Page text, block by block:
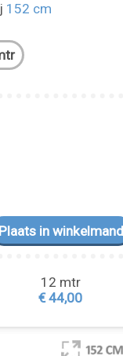
152 cm
12 mtr
€ 44,00